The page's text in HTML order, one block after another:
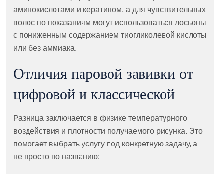
аминокислотами и кератином, а для чувствительных
волос по показаниям могут использоваться лосьоны
с пониженным содержанием тиогликолевой кислоты
или без аммиака.
Отличия паровой завивки от
цифровой и классической
Разница заключается в физике температурного
воздействия и плотности получаемого рисунка. Это
помогает выбрать услугу под конкретную задачу, а
не просто по названию: